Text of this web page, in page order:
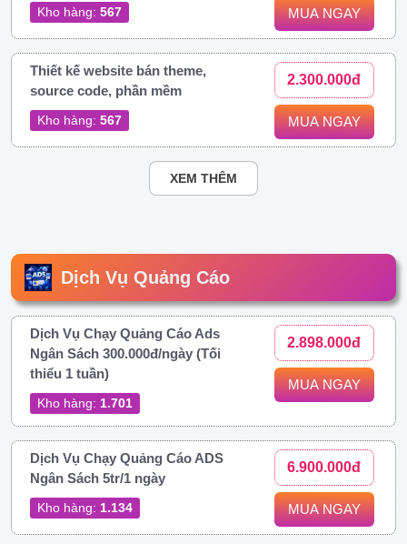
Kho hàng: 567 MUA NGAY
Thiết kế website bán theme,
source code, phần mềm
Kho hàng: 567
2.300.000đ
MUA NGAY
XEM THÊM
Dịch Vụ Quảng Cáo
Dịch Vụ Chạy Quảng Cáo Ads
Ngân Sách 300.000đ/ngày (Tối
thiểu 1 tuần)
Kho hàng: 1.701
2.898.000đ
MUA NGAY
Dịch Vụ Chạy Quảng Cáo ADS
Ngân Sách 5tr/1 ngày
Kho hàng: 1.134
6.900.000đ
MUA NGAY